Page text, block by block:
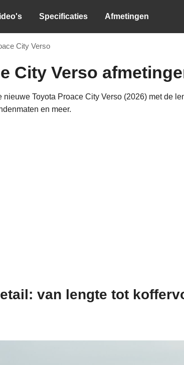
Specificaties Afmetingen
City Verso
City Verso
Toyota Proace City Verso (2026) met de
en meer.
van lengte tot